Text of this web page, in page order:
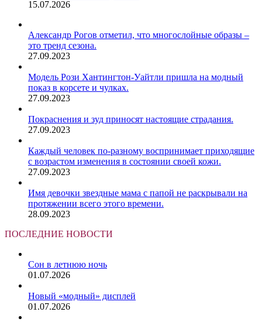
15.07.2026
Александр Рогов отметил, что многослойные образы –
это тренд сезона.
27.09.2023
Модель Рози Хантингтон-Уайтли пришла на модный
показ в корсете и чулках.
27.09.2023
Покраснения и зуд приносят настоящие страдания.
27.09.2023
Каждый человек по-разному воспринимает приходящие
с возрастом изменения в состоянии своей кожи.
27.09.2023
Имя девочки звездные мама с папой не раскрывали на
протяжении всего этого времени.
28.09.2023
ПОСЛЕДНИЕ НОВОСТИ
Сон в летнюю ночь
01.07.2026
Новый «модный» дисплей
01.07.2026